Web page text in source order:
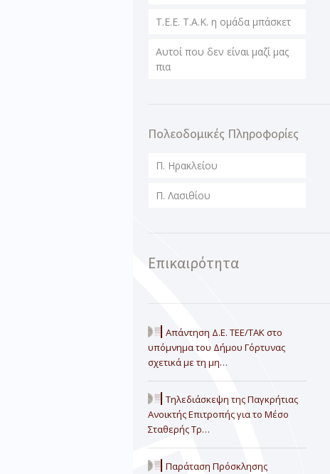
T.E.E. T.A.K. η ομάδα μπάσκετ
Αυτοί που δεν είναι μαζί μας
πια
Πολεοδομικές Πληροφορίες
Π. Ηρακλείου
Π. Λασιθίου
Επικαιρότητα
Απάντηση Δ.Ε. ΤΕΕ/ΤΑΚ στο
υπόμνημα του Δήμου Γόρτυνας
σχετικά με τη μη…
Τηλεδιάσκεψη της Παγκρήτιας
Ανοικτής Επιτροπής για το Μέσο
Σταθερής Τρ…
Παράταση Πρόσκλησης